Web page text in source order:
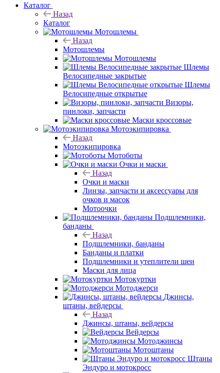
Каталог
Назад
Каталог
Мотошлемы
Назад
Мотошлемы
Мотошлемы
Шлемы
Велосипедные закрытые
Шлемы
Велосипедные открытые
Визоры,
пинлоки, запчасти
Маски кроссовые
Мотоэкипировка
Назад
Мотоэкипировка
Мотоботы
Очки и маски
Назад
Очки и маски
Линзы, запчасти и аксессуары для
очков и масок
Мотоочки
Подшлемники,
банданы
Назад
Подшлемники, банданы
Банданы и платки
Подшлемники и утеплители шеи
Маски для лица
Мотокуртки
Мотоджерси
Джинсы,
штаны, вейдерсы
Назад
Джинсы, штаны, вейдерсы
Вейдерсы
Мотоджинсы
Мотоштаны
Штаны
Эндуро и мотокросс